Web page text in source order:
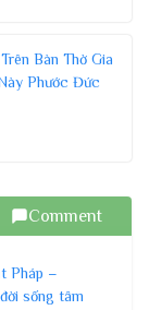
Bàn Thờ Gia
Phước Đức
Comment
Pháp –
sống tâm